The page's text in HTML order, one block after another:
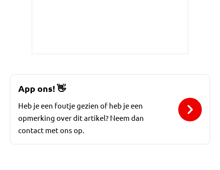
App ons!👋
Heb je een foutje gezien of heb je een
opmerking over dit artikel? Neem dan
contact met ons op.